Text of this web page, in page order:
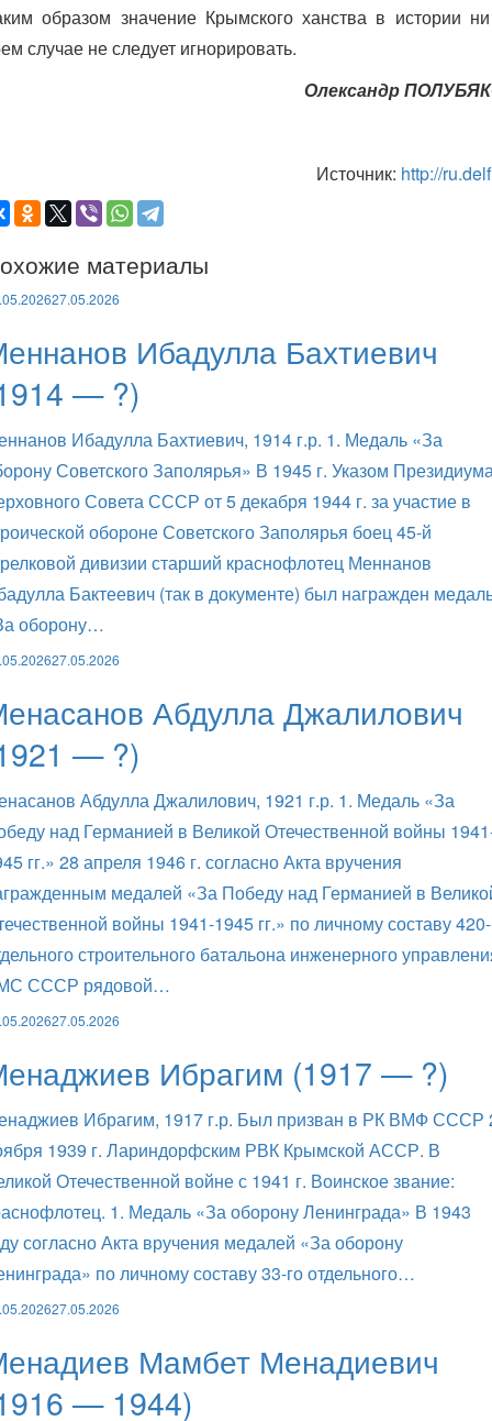
образом значение Крымского ханства в истории
случае не следует игнорировать.
Олександр
Источник: http://
материалы
27.05.2026
Ибадулла Бахтиевич
— ?)
Ибадулла Бахтиевич, 1914 г.р. 1. Медаль «За
Советского Заполярья» В 1945 г. Указом
Совета СССР от 5 декабря 1944 г. за участие в
обороне Советского Заполярья боец 45-й
дивизии старший краснофлотец Меннанов
Бактеевич (так в документе) был награжден
оборону…
27.05.2026
Абдулла Джалилович
— ?)
Абдулла Джалилович, 1921 г.р. 1. Медаль «За
над Германией в Великой Отечественной войны
гг.» 28 апреля 1946 г. согласно Акта вручения
медалей «За Победу над Германией в
войны 1941-1945 гг.» по личному составу
строительного батальона инженерного
СССР рядовой…
27.05.2026
Ибрагим (1917 — ?)
Ибрагим, 1917 г.р. Был призван в РК ВМФ СССР
1939 г. Лариндорфским РВК Крымской АССР. В
Отечественной войне с 1941 г. Воинское звание:
1. Медаль «За оборону Ленинграда» В 1943
согласно Акта вручения медалей «За оборону
по личному составу 33-го отдельного…
27.05.2026
Мамбет Менадиевич
— 1944)